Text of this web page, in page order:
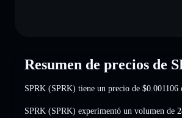
Resumen de precios de
SPRK (SPRK) tiene un precio de $0.001106
SPRK (SPRK) experimentó un volumen de